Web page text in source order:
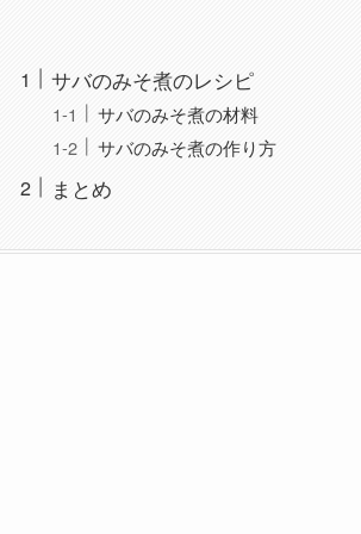
サバのみそ煮のレシピ
サバのみそ煮の材料
サバのみそ煮の作り方
まとめ